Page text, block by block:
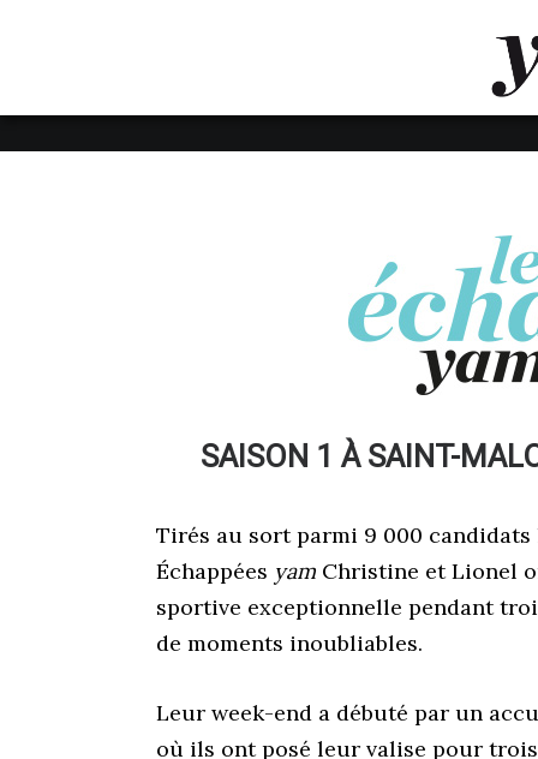
SAISON 1 À SAINT-
Tirés au sort parmi 9 000 candidats
Échappées yam Christine et Lionel
sportive exceptionnelle pendant
de moments inoubliables.
Leur week-end a débuté par un
où ils ont posé leur valise pour